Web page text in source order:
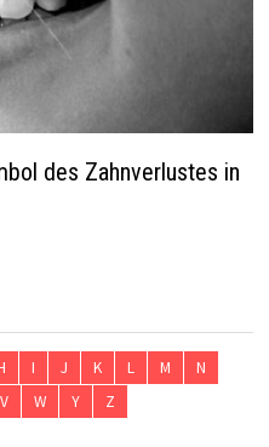
des Zahnverlustes in
I J K L M
N
V W Y Z